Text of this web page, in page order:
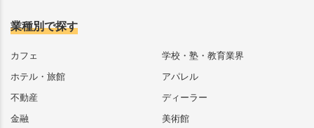
業種別で探す
カフェ
ホテル・旅館
不動産
金融
学校・塾・教育業界
アパレル
ディーラー
美術館